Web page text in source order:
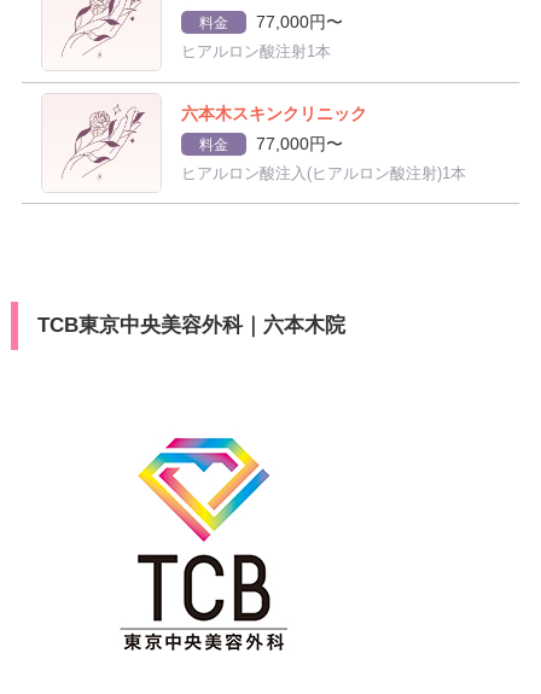
料金 77,000円〜
ヒアルロン酸注射1本
六本木スキンクリニック
料金 77,000円〜
ヒアルロン酸注入(ヒアルロン酸注射)1本
TCB東京中央美容外科｜六本木院